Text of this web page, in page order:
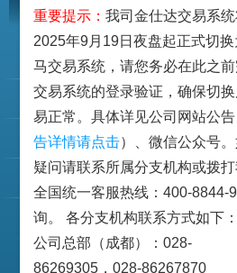
工业品
农业品
金融期货和衍生品
交易策论
产业研究
倍特研
重要提示： 我司金仕达交易系
2025年9月19日夜盘起正式切
马交易系统，请您务必在此之
交易系统的登录验证，确保切
易正常。具体详见公司网站公告
告详情请点击）、微信公众号
疑问请联系所属分支机构或拨打
全国统一客服热线：400-8844-
询。 各分支机构联系方式如下：
公司总部（成都）：028-
86269305，028-86267870